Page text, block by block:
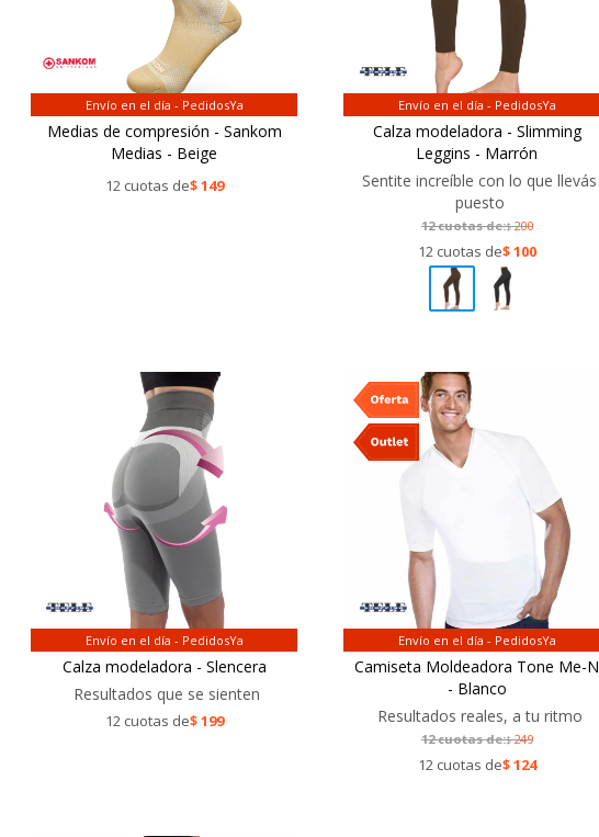
Envío en el día - PedidosYa
Medias de compresión - Sankom
Medias - Beige
12 cuotas de$149
Envío en el día - PedidosYa
Calza modeladora - Slimming
Leggins - Marrón
Sentite increíble con lo que llevás
puesto
12 cuotas de:$200
12 cuotas de$100
Envío en el día - PedidosYa
Calza modeladora - Slencera
Resultados que se sienten
12 cuotas de$199
Envío en el día - PedidosYa
Camiseta Moldeadora Tone Me-N
- Blanco
Resultados reales, a tu ritmo
12 cuotas de:$249
12 cuotas de$124